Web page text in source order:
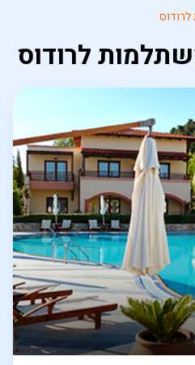
לרודוס
לרודוס